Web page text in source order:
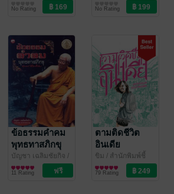
ประเสริฐสุข
/ TPA
Press
สาระบันเทิง
No Rating No Rating
ข้อธรรมคำคม
พุทธทาสภิกขุ
(EPUB)
บัญชา เฉลิมชัยกิจ /
สำนักพิมพ์สุขภาพ
ใจ
ธรรมะ/ปรัชญา
11 Rating
ตามติดชีวิต
อินเดีย
ขิม / สำนักพิมพ์ชี้
ดาบ
ท่องเที่ยว
79 Rating